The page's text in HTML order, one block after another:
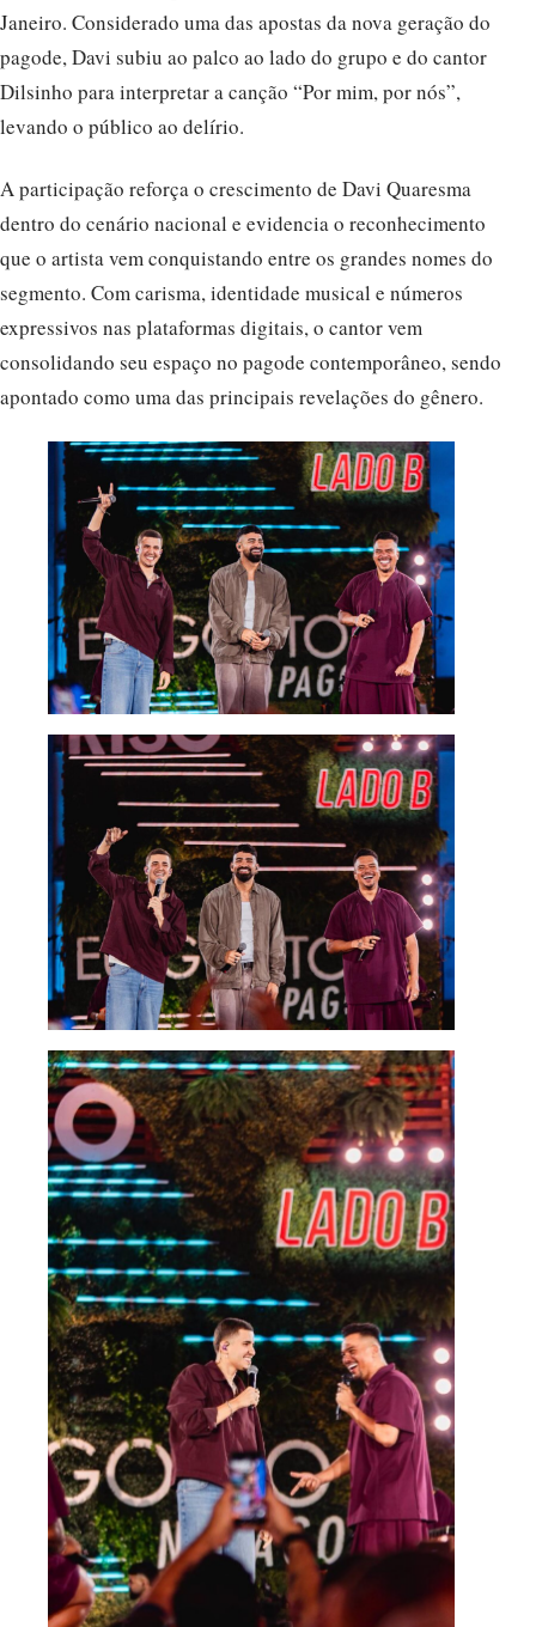
Janeiro. Considerado uma das apostas da nova geração do
pagode, Davi subiu ao palco ao lado do grupo e do cantor
Dilsinho para interpretar a canção “Por mim, por nós”,
levando o público ao delírio.
A participação reforça o crescimento de Davi Quaresma
dentro do cenário nacional e evidencia o reconhecimento
que o artista vem conquistando entre os grandes nomes do
segmento. Com carisma, identidade musical e números
expressivos nas plataformas digitais, o cantor vem
consolidando seu espaço no pagode contemporâneo, sendo
apontado como uma das principais revelações do gênero.